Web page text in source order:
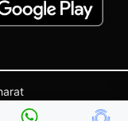
Terms and Conditions